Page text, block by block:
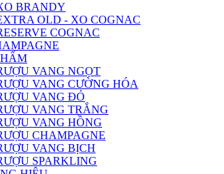
BRANDY
OLD - XO COGNAC
COGNAC
VANG NGỌT
VANG CƯỜNG HÓA
VANG ĐỎ
VANG TRẮNG
VANG HỒNG
CHAMPAGNE
VANG BỊCH
SPARKLING